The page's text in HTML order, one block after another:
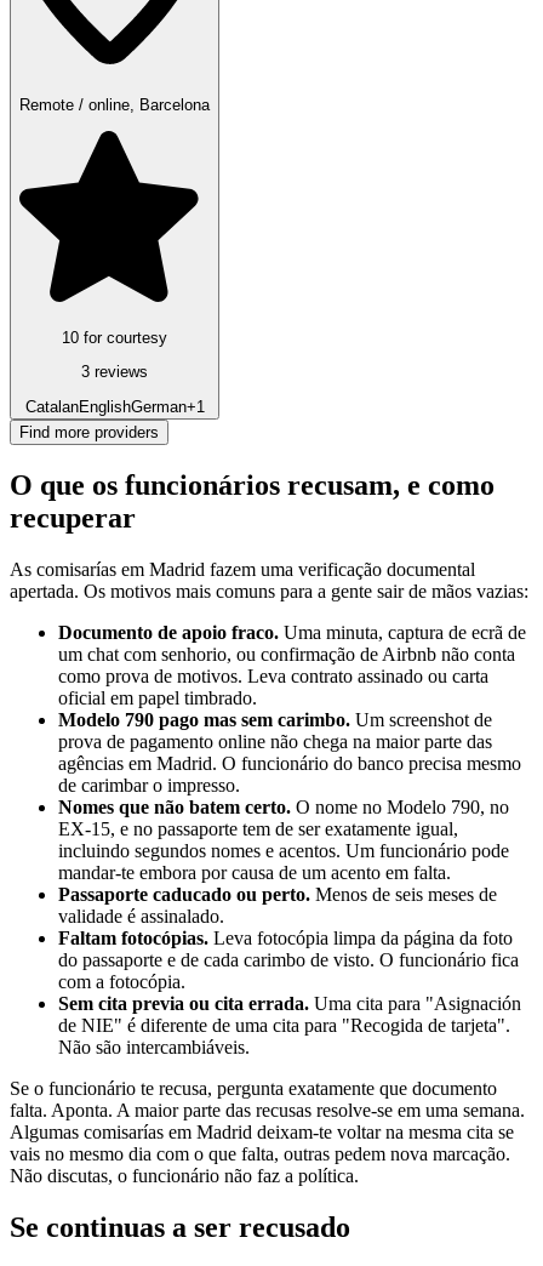
Remote / online, Barcelona
10 for courtesy
3 reviews
CatalanEnglishGerman+1
Find more providers
O que os funcionários recusam, e como
recuperar
As comisarías em Madrid fazem uma verificação documental
apertada. Os motivos mais comuns para a gente sair de mãos vazias:
Documento de apoio fraco. Uma minuta, captura de ecrã de
um chat com senhorio, ou confirmação de Airbnb não conta
como prova de motivos. Leva contrato assinado ou carta
oficial em papel timbrado.
Modelo 790 pago mas sem carimbo. Um screenshot de
prova de pagamento online não chega na maior parte das
agências em Madrid. O funcionário do banco precisa mesmo
de carimbar o impresso.
Nomes que não batem certo. O nome no Modelo 790, no
EX-15, e no passaporte tem de ser exatamente igual,
incluindo segundos nomes e acentos. Um funcionário pode
mandar-te embora por causa de um acento em falta.
Passaporte caducado ou perto. Menos de seis meses de
validade é assinalado.
Faltam fotocópias. Leva fotocópia limpa da página da foto
do passaporte e de cada carimbo de visto. O funcionário fica
com a fotocópia.
Sem cita previa ou cita errada. Uma cita para "Asignación
de NIE" é diferente de uma cita para "Recogida de tarjeta".
Não são intercambiáveis.
Se o funcionário te recusa, pergunta exatamente que documento
falta. Aponta. A maior parte das recusas resolve-se em uma semana.
Algumas comisarías em Madrid deixam-te voltar na mesma cita se
vais no mesmo dia com o que falta, outras pedem nova marcação.
Não discutas, o funcionário não faz a política.
Se continuas a ser recusado